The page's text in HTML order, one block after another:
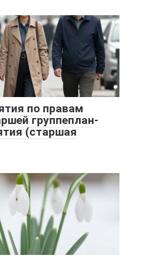
по правам
группеплан-
(старшая